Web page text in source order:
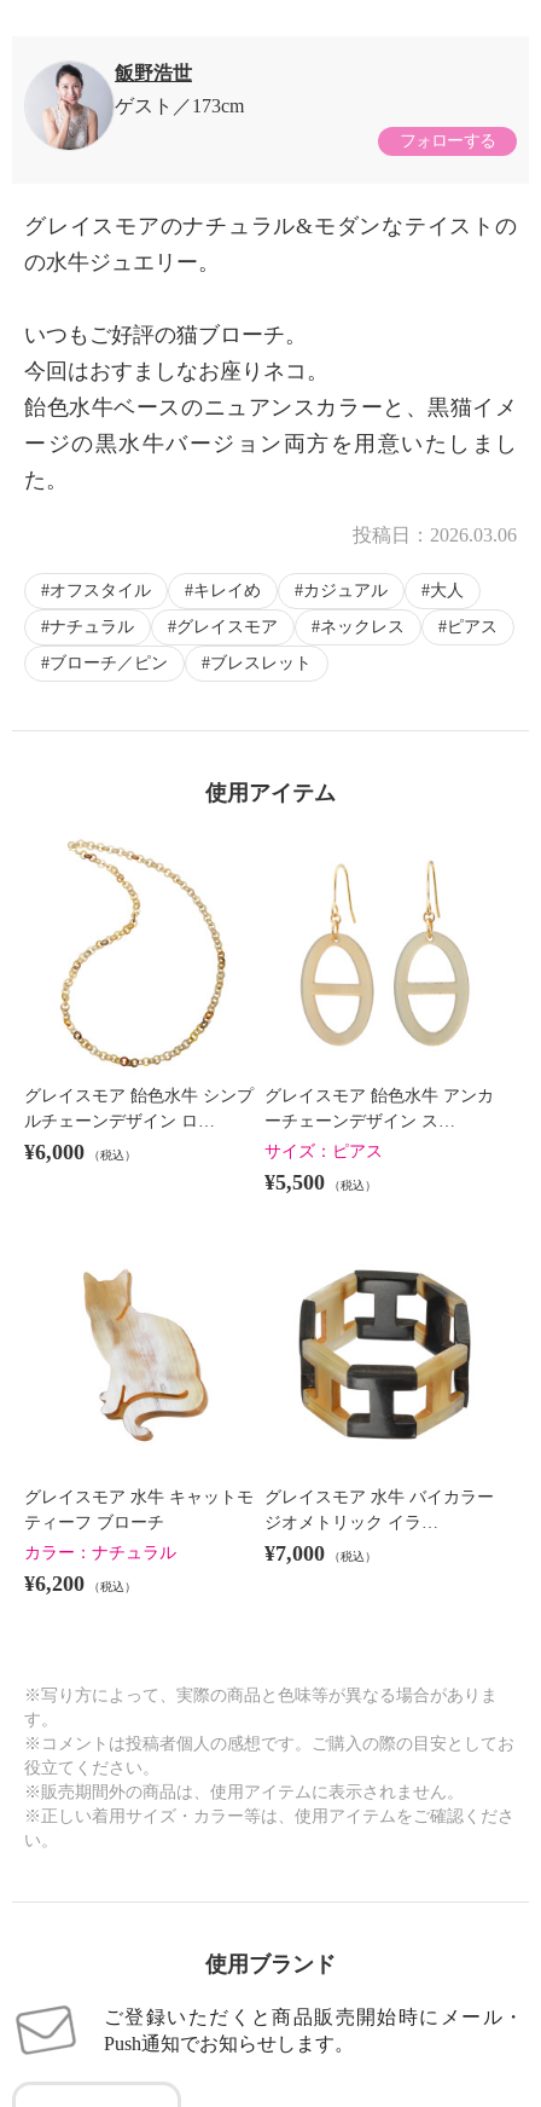
飯野浩世
ゲスト
173cm
フォローする
グレイスモアのナチュラル&モダンなテイストの
の水牛ジュエリー。
いつもご好評の猫ブローチ。
今回はおすましなお座りネコ。
飴色水牛ベースのニュアンスカラーと、黒猫イメ
ージの黒水牛バージョン両方を用意いたしまし
た。
投稿日： 2026.03.06
オフスタイル キレイめ カジュアル
大人
ナチュラル
グレイスモア ネックレス
ピアス
ブローチ／ピン
ブレスレット
使用アイテム
グレイスモア 飴色水牛 シンプ
ルチェーンデザイン ロ…
¥6,000 （税込）
グレイスモア 飴色水牛 アンカ
ーチェーンデザイン ス…
サイズ： ピアス
¥5,500 （税込）
グレイスモア 水牛 キャットモ
ティーフ ブローチ
カラー： ナチュラル
¥6,200 （税込）
グレイスモア 水牛 バイカラー
ジオメトリック イラ…
¥7,000 （税込）
※写り方によって、実際の商品と色味等が異なる場合がありま
す。
※コメントは投稿者個人の感想です。ご購入の際の目安としてお
役立てください。
※販売期間外の商品は、使用アイテムに表示されません。
※正しい着用サイズ・カラー等は、使用アイテムをご確認くださ
い。
使用ブランド
ご登録いただくと商品販売開始時にメール・
Push通知でお知らせします。